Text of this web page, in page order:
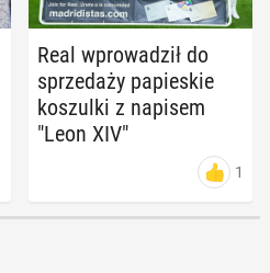
Real wpro­wa­dził do
sprze­da­ży pa­pie­skie
ko­szul­ki z napisem
"Leon XIV"
1